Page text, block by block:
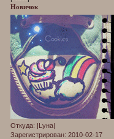
Новичок
Откуда: |Lуна|
Зарегистрирован: 2010-02-17